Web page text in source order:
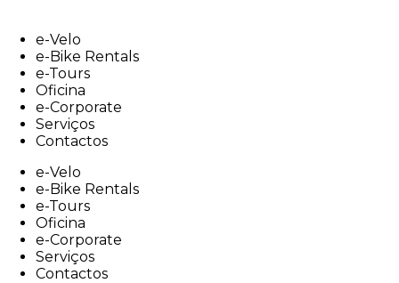
contente-Velo
e-Bike Rentals
e-Tours
Oficina
e-Corporate
Serviços
Contactos
e-Velo
e-Bike Rentals
e-Tours
Oficina
e-Corporate
Serviços
Contactos